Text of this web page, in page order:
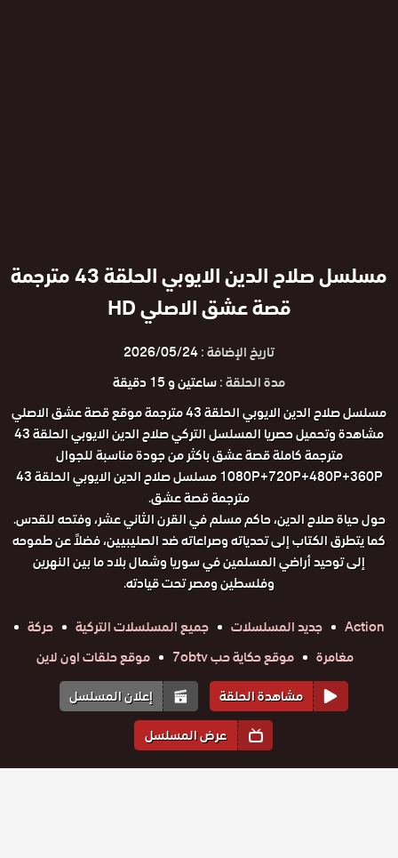
مسلسل صلاح الدين الايوبي الحلقة 43 مترجمة
قصة عشق الاصلي HD
تاريخ الإضافة :2026/05/24
مدة الحلقة :ساعتين و 15 دقيقة
مسلسل صلاح الدين الايوبي الحلقة 43 مترجمة موقع قصة عشق الاصلي
مشاهدة وتحميل حصريا المسلسل التركي صلاح الدين الايوبي الحلقة 43
مترجمة كاملة قصة عشق باكثر من جودة مناسبة للجوال
1080P+720P+480P+360P مسلسل صلاح الدين الايوبي الحلقة 43
مترجمة قصة عشق.
حول حياة صلاح الدين، حاكم مسلم في القرن الثاني عشر، وفتحه للقدس.
كما يتطرق الكتاب إلى تحدياته وصراعاته ضد الصليبيين، فضلاً عن طموحه
إلى توحيد أراضي المسلمين في سوريا وشمال بلاد ما بين النهرين
وفلسطين ومصر تحت قيادته.
Action
جديد المسلسلات جميع المسلسلات التركية
حركة
مغامرة
موقع حكاية حب 7obtv
موقع حلقات اون لاين
مشاهدة الحلقة
إعلان المسلسل
عرض المسلسل